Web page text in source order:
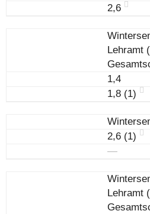
2,6
Lehramt
1,4
1,8 (1)
2,6 (1)
―
Lehramt